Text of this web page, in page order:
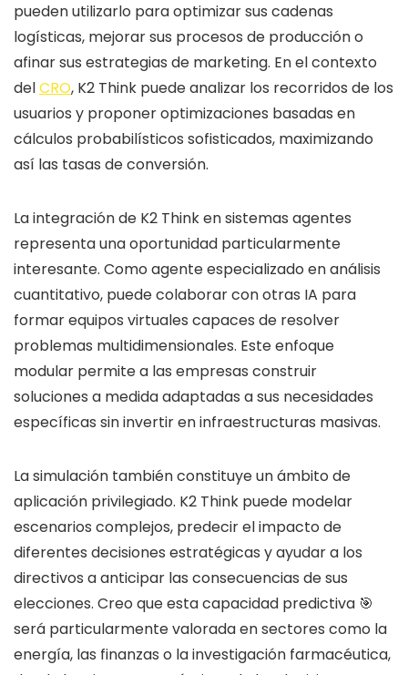
pueden utilizarlo para optimizar sus cadenas
logísticas, mejorar sus procesos de producción o
afinar sus estrategias de marketing. En el contexto
delCRO, K2 Think puede analizar los recorridos de los
usuarios y proponer optimizaciones basadas en
cálculos probabilísticos sofisticados, maximizando
así las tasas de conversión.
La integración de K2 Think en sistemas agentes
representa una oportunidad particularmente
interesante. Como agente especializado en análisis
cuantitativo, puede colaborar con otras IA para
formar equipos virtuales capaces de resolver
problemas multidimensionales. Este enfoque
modular permite a las empresas construir
soluciones a medida adaptadas a sus necesidades
específicas sin invertir en infraestructuras masivas.
La simulación también constituye un ámbito de
aplicación privilegiado. K2 Think puede modelar
escenarios complejos, predecir el impacto de
diferentes decisiones estratégicas y ayudar a los
directivos a anticipar las consecuencias de sus
elecciones. Creo que esta capacidad predictiva 🎯
será particularmente valorada en sectores como la
energía, las finanzas o la investigación farmacéutica,